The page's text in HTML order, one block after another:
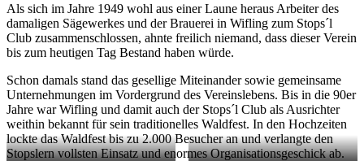
Als sich im Jahre 1949 wohl aus einer Laune heraus Arbeiter des
damaligen Sägewerkes und der Brauerei in Wifling zum Stops´l
Club zusammenschlossen, ahnte freilich niemand, dass dieser Verein
bis zum heutigen Tag Bestand haben würde.
Schon damals stand das gesellige Miteinander sowie gemeinsame
Unternehmungen im Vordergrund des Vereinslebens. Bis in die 90er
Jahre war Wifling und damit auch der Stops´l Club als Ausrichter
weithin bekannt für sein traditionelles Waldfest. In den Hochzeiten
lockte das Waldfest bis zu 2.000 Besucher an und verlangte den
Stopslern vollsten Einsatz und enormes Organisationsgeschick ab.